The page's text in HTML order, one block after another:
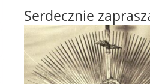
Serdecznie